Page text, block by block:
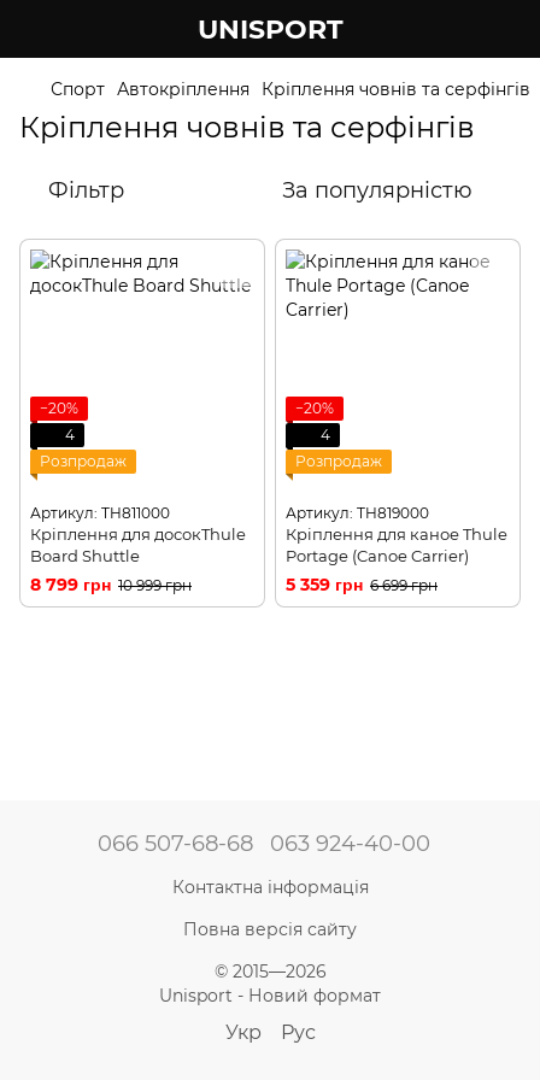
UNISPORT
Спорт Автокріплення Кріплення човнів та серфінгів
Кріплення човнів та серфінгів
Фільтр За популярністю
−20%
4
Розпродаж
Артикул: TH811000
Кріплення для досокThule
Board Shuttle
8 799 грн 10 999 грн
−20%
4
Розпродаж
Артикул: TH819000
Кріплення для каное Thule
Portage (Canoe Carrier)
5 359 грн 6 699 грн
066 507-68-68 063 924-40-00
Контактна інформація
Повна версія сайту
© 2015—2026
Unisport - Новий формат
Укр Рус